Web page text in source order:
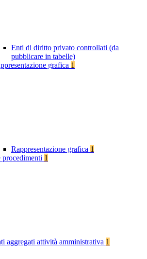
Enti di diritto privato controllati (da
pubblicare in tabelle)
grafica 1
Rappresentazione grafica 1
1
aggregati attività amministrativa 1